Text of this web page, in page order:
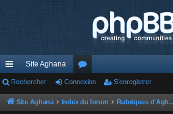
cc
ès
Site Aghana
or
u
Rechercher Connexion S’enregistrer
Site Aghana Index du forum